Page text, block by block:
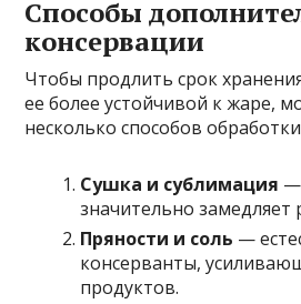
Способы
консервации
Чтобы продлить срок
ее более устойчивой к жаре,
несколько способов
Сушка и сублимация —
значительно замедляет
Пряности и соль —
консерванты,
продуктов.